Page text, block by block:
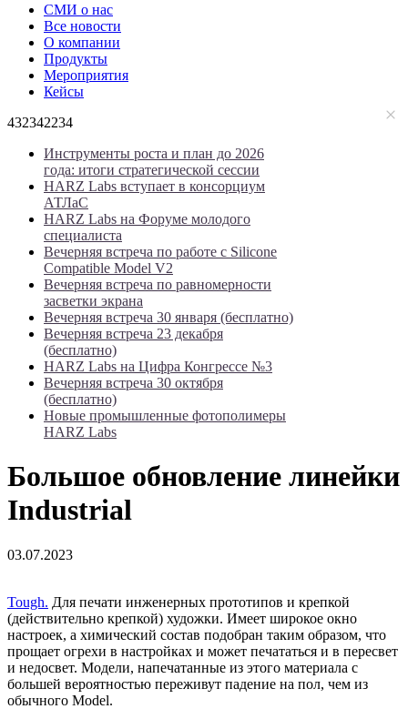
СМИ о нас
Все новости
О компании
Продукты
Мероприятия
Кейсы
432342234
Инструменты роста и план до 2026
года: итоги стратегической сессии
HARZ Labs вступает в консорциум
АТЛаС
HARZ Labs на Форуме молодого
специалиста
Вечерняя встреча по работе с Silicone
Compatible Model V2
Вечерняя встреча по равномерности
засветки экрана
Вечерняя встреча 30 января (бесплатно)
Вечерняя встреча 23 декабря
(бесплатно)
HARZ Labs на Цифра Конгрессе №3
Вечерняя встреча 30 октября
(бесплатно)
Новые промышленные фотополимеры
HARZ Labs
Большое обновление линейки
Industrial
03.07.2023
Tough. Для печати инженерных прототипов и крепкой
(действительно крепкой) художки. Имеет широкое окно
настроек, а химический состав подобран таким образом, что
прощает огрехи в настройках и может печататься и в пересвет
и недосвет. Модели, напечатанные из этого материала с
большей вероятностью переживут падение на пол, чем из
обычного Model.